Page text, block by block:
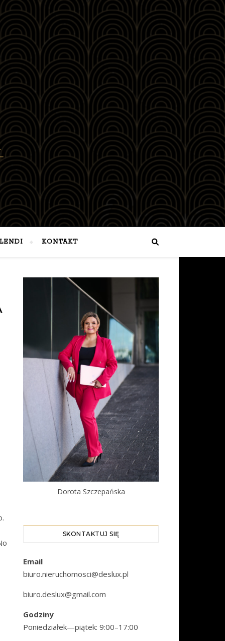
KONTAKT
Dorota Szczepańska
SKONTAKTUJ SIĘ
Email
biuro.nieruchomosci@deslux.pl
biuro.deslux@gmail.com
Godziny
Poniedziałek—piątek: 9:00–17:00